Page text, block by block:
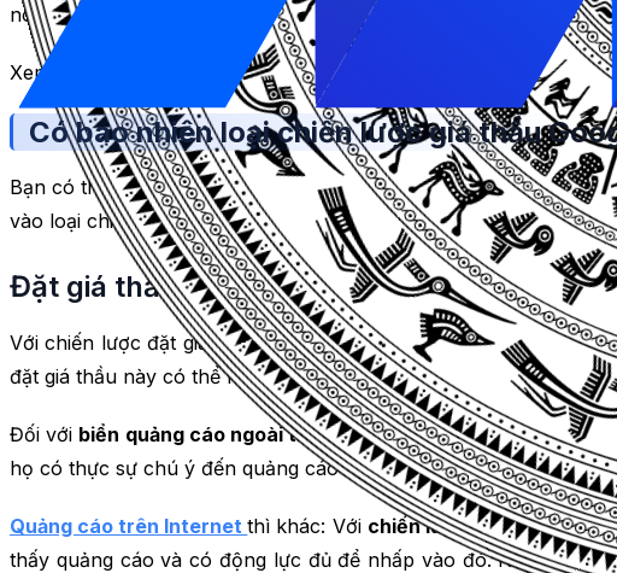
nó sẽ cố gắng tìm kiếm những khách hàng tiềm năng nhất để
Xem thêm: Nên quảng cáo Google hay Facebook?
Có bao nhiên loại chiến lược giá thầu
Bạn có thể cân nhắc đến nhiều yếu tố khác nhau khi chọn lựa
vào loại chiến dịch của bạn. Bạn sẽ chọn lựa hình thức đặt giá
Đặt giá thầu thủ công
Với chiến lược đặt giá thầu Chi phí mỗi lượt nhấp (CPC) thủ
đặt giá thầu này có thể mang lại giá trị cao cho bạn vì bạn chỉ
Đối với biển quảng cáo ngoài trời, nhà quảng cáo phải trả tiền
họ có thực sự chú ý đến quảng cáo đó hay không.
Quảng cáo trên Internetthì khác: Với chiến lược đặt giá thầu
thấy quảng cáo và có động lực đủ để nhấp vào đó. Nếu 100